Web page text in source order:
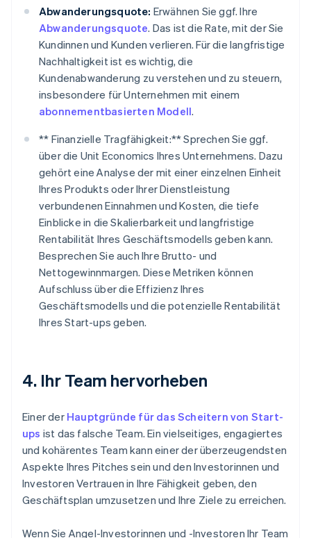
Abwanderungsquote: Erwähnen Sie ggf. Ihre
Abwanderungsquote. Das ist die Rate, mit der Sie
Kundinnen und Kunden verlieren. Für die langfristige
Nachhaltigkeit ist es wichtig, die
Kundenabwanderung zu verstehen und zu steuern,
insbesondere für Unternehmen mit einem
abonnementbasierten Modell.
** Finanzielle Tragfähigkeit:** Sprechen Sie ggf.
über die Unit Economics Ihres Unternehmens. Dazu
gehört eine Analyse der mit einer einzelnen Einheit
Ihres Produkts oder Ihrer Dienstleistung
verbundenen Einnahmen und Kosten, die tiefe
Einblicke in die Skalierbarkeit und langfristige
Rentabilität Ihres Geschäftsmodells geben kann.
Besprechen Sie auch Ihre Brutto- und
Nettogewinnmargen. Diese Metriken können
Aufschluss über die Effizienz Ihres
Geschäftsmodells und die potenzielle Rentabilität
Ihres Start-ups geben.
4. Ihr Team hervorheben
Einer der Hauptgründe für das Scheitern von Start-
ups ist das falsche Team. Ein vielseitiges, engagiertes
und kohärentes Team kann einer der überzeugendsten
Aspekte Ihres Pitches sein und den Investorinnen und
Investoren Vertrauen in Ihre Fähigkeit geben, den
Geschäftsplan umzusetzen und Ihre Ziele zu erreichen.
Wenn Sie Angel-Investorinnen und -Investoren Ihr Team